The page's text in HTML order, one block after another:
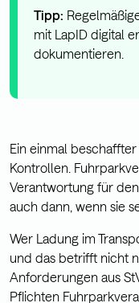
Tipp:
mit LapID digital
dokumentieren.
Ein einmal
Kontrollen.
Verantwortung für
auch dann, wenn sie
Wer Ladung im
und das betrifft nicht
Anforderungen aus
Pflichten